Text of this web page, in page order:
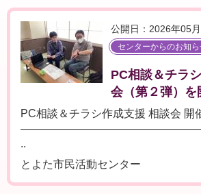
公開日：2026年05
センターからのお知
PC相談＆チラ
会（第２弾）を
PC相談＆チラシ作成支援 相談会 開
..
とよた市民活動センター